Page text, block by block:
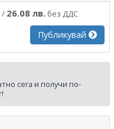
/ 26.08 лв. без ДДС
Публикувай
сега и получи по-